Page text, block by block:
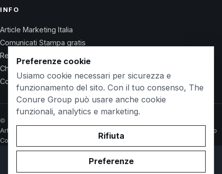
INFO
Article Marketing Italia
Comunicati Stampa gratis
Regolamento
Chi Siamo
Contatti
© 2026 Wet Life News · The Conure Group
Article Marketing Italia
Comunicati Stampa gratis
Chi Siamo
Contatti
© 2026 WetlifeVillaguardia.it. Owned and operated by
Conure Group.
Preferenze cookie
Usiamo cookie necessari per sicurezza e
funzionamento del sito. Con il tuo consenso, The
Conure Group può usare anche cookie
funzionali, analytics e marketing.
Rifiuta
Preferenze